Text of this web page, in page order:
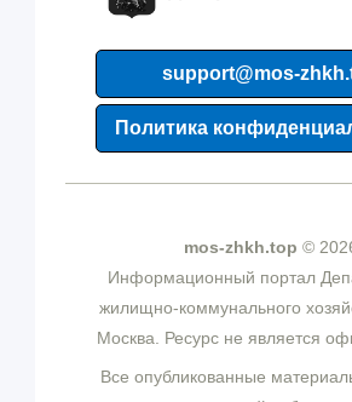
support@mos-
Политика
mos-zhkh.top ©
Информационный портал
жилищно-коммунального
Москва. Ресурс не является
Все опубликованные